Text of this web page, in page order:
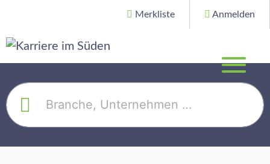
Merkliste Anmelden